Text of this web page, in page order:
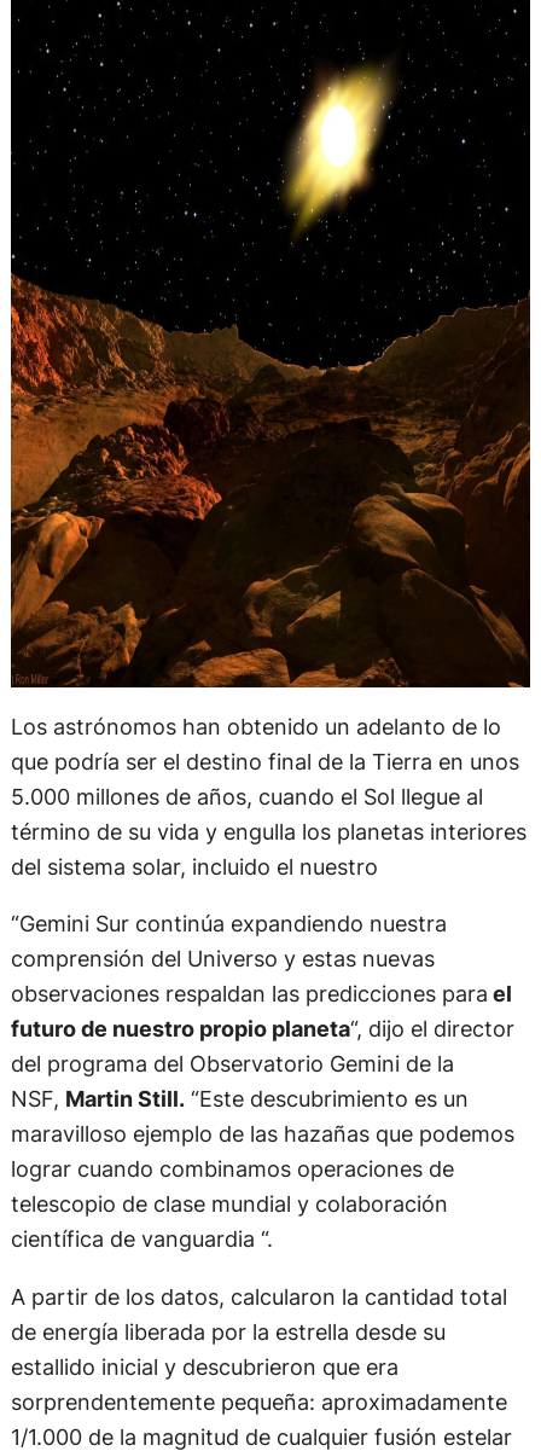
Los astrónomos han obtenido un adelanto de lo
que podría ser el destino final de la Tierra en unos
5.000 millones de años, cuando el Sol llegue al
término de su vida y engulla los planetas interiores
del sistema solar, incluido el nuestro
“Gemini Sur continúa expandiendo nuestra
comprensión del Universo y estas nuevas
observaciones respaldan las predicciones para el
futuro de nuestro propio planeta“, dijo el director
del programa del Observatorio Gemini de la
NSF, Martin Still.“Este descubrimiento es un
maravilloso ejemplo de las hazañas que podemos
lograr cuando combinamos operaciones de
telescopio de clase mundial y colaboración
científica de vanguardia “.
A partir de los datos, calcularon la cantidad total
de energía liberada por la estrella desde su
estallido inicial y descubrieron que era
sorprendentemente pequeña: aproximadamente
1/1.000 de la magnitud de cualquier fusión estelar